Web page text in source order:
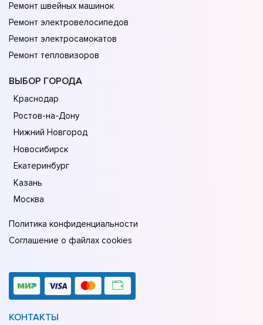
Ремонт швейных машинок
Ремонт электровелосипедов
Ремонт электросамокатов
Ремонт тепловизоров
ВЫБОР ГОРОДА
Краснодар
Ростов-на-Дону
Нижний Новгород
Новосибирск
Екатеринбург
Казань
Москва
Политика конфиденциальности
Соглашение о файлах cookies
КОНТАКТЫ